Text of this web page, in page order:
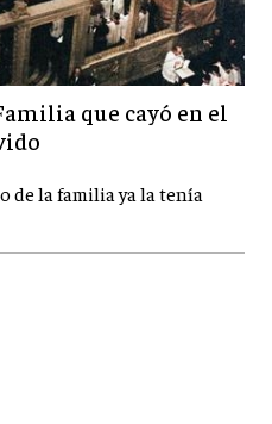
que cayó en el
de la familia ya la tenía